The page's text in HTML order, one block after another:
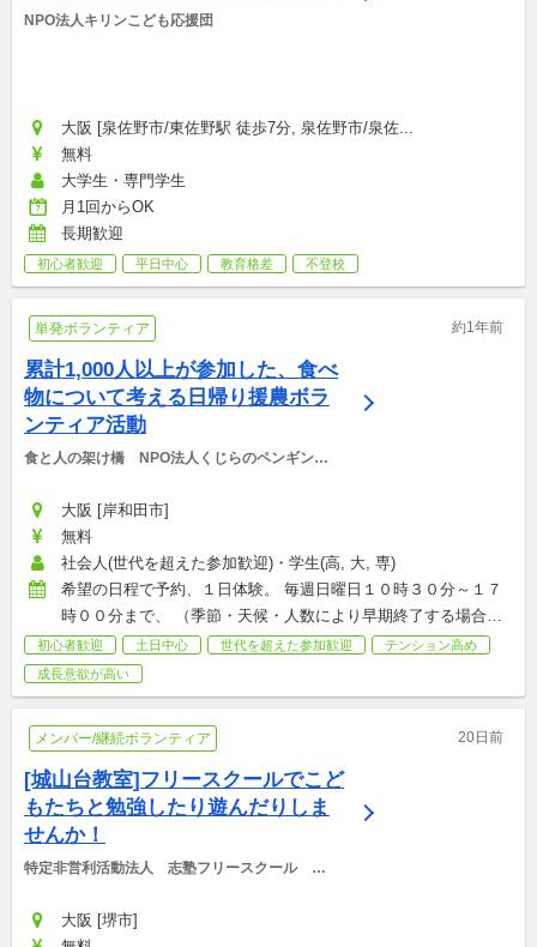
NPO法人キリンこども応援団
大阪 [泉佐野市/東佐野駅 徒歩7分, 泉佐野市/泉佐...
無料
大学生・専門学生
月1回からOK
長期歓迎
初心者歓迎 平日中心 教育格差 不登校
単発ボランティア 約1年前
累計1,000人以上が参加した、食べ
物について考える日帰り援農ボラ
ンティア活動
食と人の架け橋　NPO法人くじらのペンギンハ
大阪 [岸和田市]
無料
社会人(世代を超えた参加歓迎)・学生(高, 大, 専)
希望の日程で予約、１日体験。 毎週日曜日１０時３０分～１７
時００分まで、 （季節・天候・人数により早期終了する場合が
あります）
初心者歓迎 土日中心 世代を超えた参加歓迎
テンション高め
成長意欲が高い
メンバー/継続ボランティア 20日前
[城山台教室]フリースクールでこど
もたちと勉強したり遊んだりしま
せんか！
特定非営利活動法人　志塾フリースクール　ラ
大阪 [堺市]